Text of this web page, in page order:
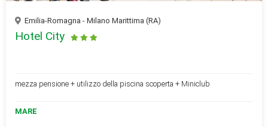
Emilia-Romagna - Milano Marittima (RA)
Hotel City
mezza pensione + utilizzo della piscina scoperta + Miniclub
MARE